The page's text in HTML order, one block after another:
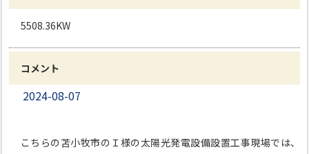
5508.36KW
コメント
2024-08-07
こちらの苫小牧市のＩ様の太陽光発電設備設置工事現場では、